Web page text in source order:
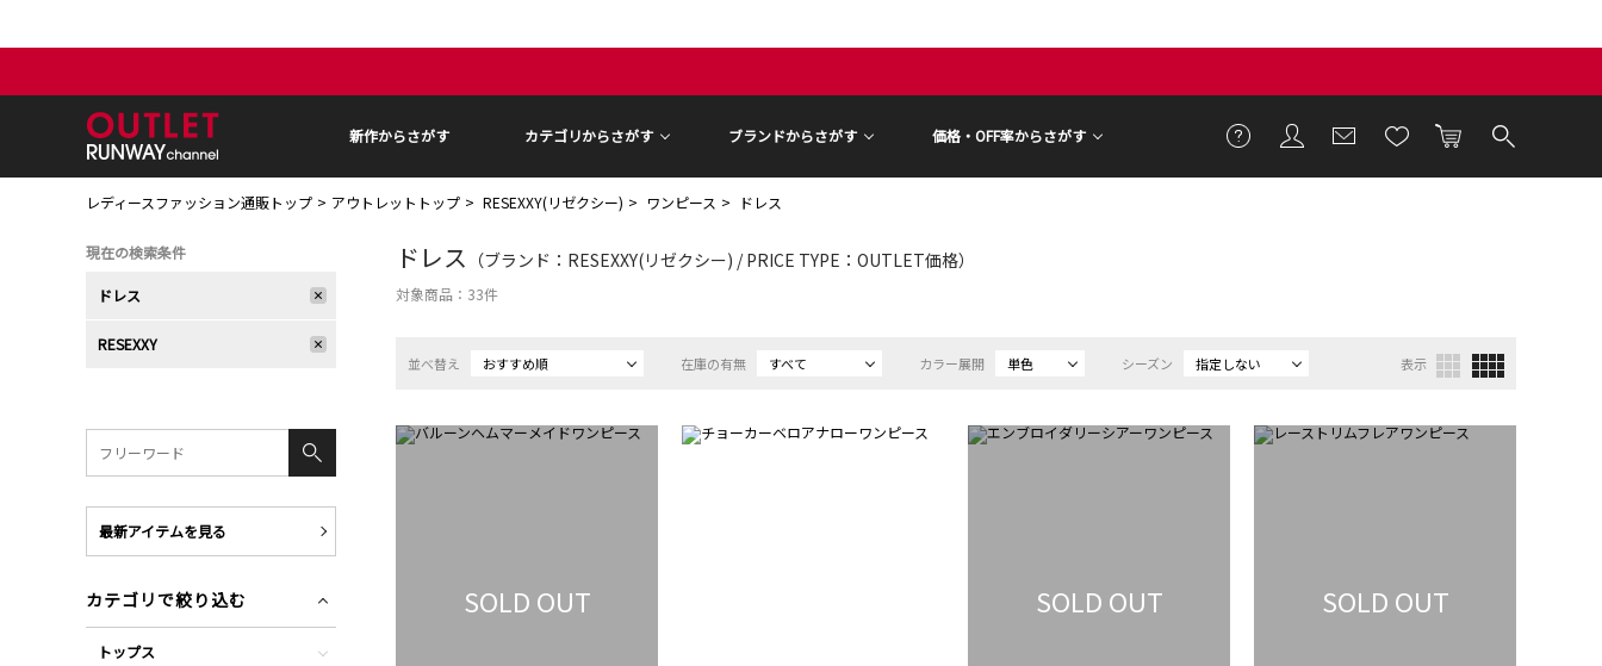
新作からさがす カテゴリからさがす ブランドからさがす 価格・OFF率からさがす
レディースファッション通販トップ アウトレットトップ RESEXXY(リゼクシー) ワンピース ドレス
ドレス （ブランド：RESEXXY(リゼクシー) / PRICE TYPE：OUTLET価格）
対象商品： 33件
並べ替え おすすめ順 在庫の有無 すべて カラー展開 単色 シーズン 指定しない 表示
SOLD OUT SOLD OUT SOLD OUT
現在の検索条件
ドレス
RESEXXY
最新アイテムを見る
カテゴリで絞り込む
トップス